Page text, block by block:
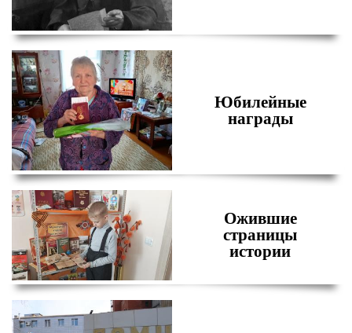
Юбилейные
награды
Ожившие
страницы
истории